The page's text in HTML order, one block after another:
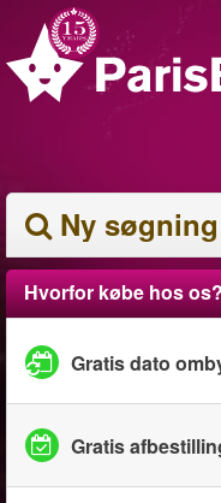
Ny søgning
Hvorfor købe hos
Gratis dato
Gratis